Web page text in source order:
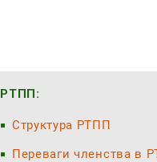
РТПП:
Структура РТПП
Переваги членства в